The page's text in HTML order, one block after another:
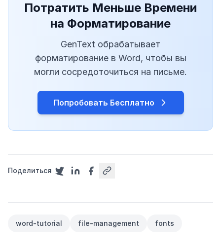
Потратить Меньше Времени
на Форматирование
GenText обрабатывает
форматирование в Word, чтобы вы
могли сосредоточиться на письме.
Попробовать Бесплатно
Поделиться
word-tutorial file-management fonts